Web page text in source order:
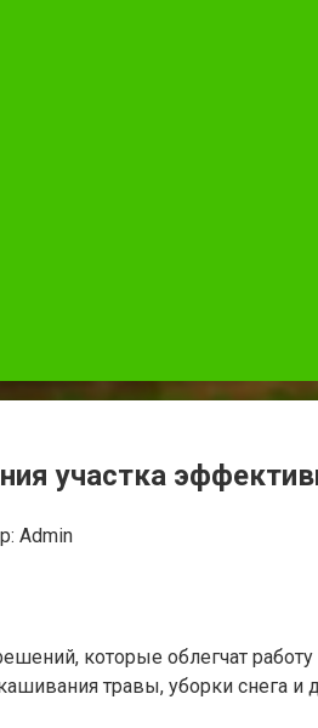
участка
Admin
которые облегчат
травы, уборки снега